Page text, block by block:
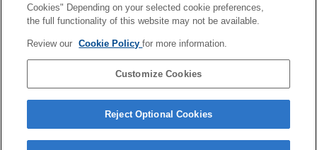
Pour plus d’informations sur la conformité aux lois sur
l’accessibilité du Web en France, reportez-vous à la page
Accessibilité en France : conformité partielle
https://helpguide.sony.net/accessibility/france/v1/fr/index.h
Cookies" Depending on your selected cookie preferences,
the full functionality of this website may not be available.
Review our Cookie Policyfor more information.
Customize Cookies
Reject Optional Cookies